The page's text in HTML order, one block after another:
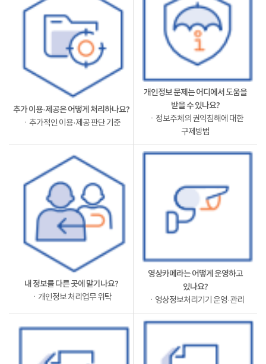
추가 이용·제공은 어떻게 처리하나요?
ㆍ추가적인 이용·제공 판단 기준
개인정보 문제는 어디에서 도움을
받을 수 있나요?
ㆍ정보주체의 권익침해에 대한
구제방법
내 정보를 다른 곳에 맡기나요?
ㆍ개인정보 처리업무 위탁
영상카메라는 어떻게 운영하고
있나요?
ㆍ영상정보처리기기 운영·관리